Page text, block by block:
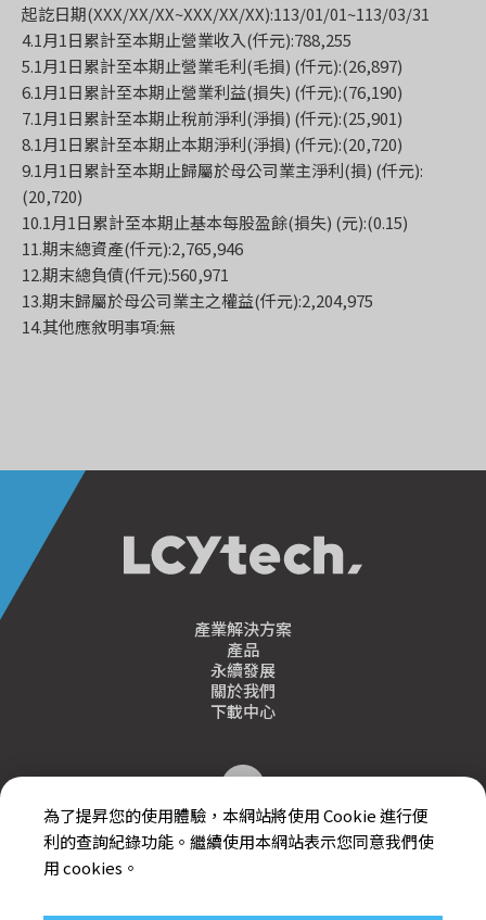
起訖日期(XXX/XX/XX~XXX/XX/XX):113/01/01~113/03/31
4.1月1日累計至本期止營業收入(仟元):788,255
5.1月1日累計至本期止營業毛利(毛損) (仟元):(26,897)
6.1月1日累計至本期止營業利益(損失) (仟元):(76,190)
7.1月1日累計至本期止稅前淨利(淨損) (仟元):(25,901)
8.1月1日累計至本期止本期淨利(淨損) (仟元):(20,720)
9.1月1日累計至本期止歸屬於母公司業主淨利(損) (仟元):
(20,720)
10.1月1日累計至本期止基本每股盈餘(損失) (元):(0.15)
11.期末總資產(仟元):2,765,946
12.期末總負債(仟元):560,971
13.期末歸屬於母公司業主之權益(仟元):2,204,975
14.其他應敘明事項:無
產業解決方案
產品
永續發展
關於我們
下載中心
為了提昇您的使用體驗，本網站將使用 Cookie 進行便
利的查詢紀錄功能。繼續使用本網站表示您同意我們使
用 cookies。